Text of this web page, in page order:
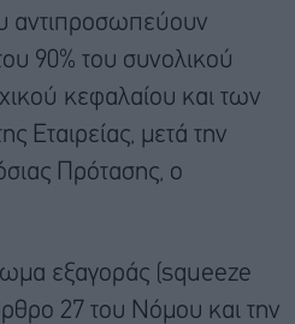
αντιπροσωπεύουν
90% του συνολικού
κεφαλαίου και των
Εταιρείας, μετά την
Πρότασης, ο
εξαγοράς (squeeze
27 του Νόμου και την